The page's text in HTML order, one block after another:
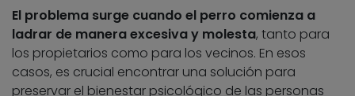
El problema surge cuando el perro comienza a
ladrar de manera excesiva y molesta, tanto para
los propietarios como para los vecinos. En esos
casos, es crucial encontrar una solución para
preservar el bienestar psicológico de las personas